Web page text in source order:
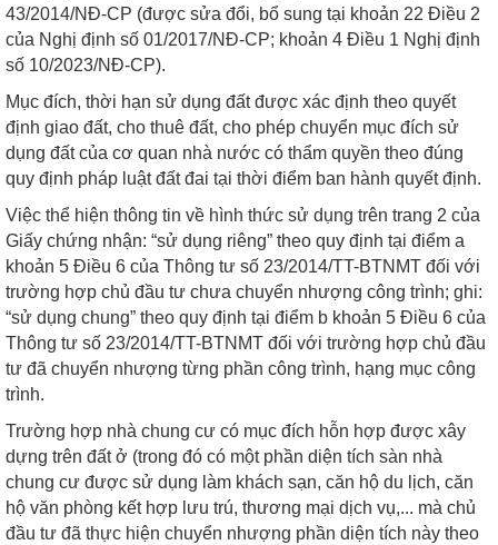
43/2014/NĐ-CP (được sửa đổi, bổ sung tại khoản 22 Điều 2
của Nghị định số 01/2017/NĐ-CP; khoản 4 Điều 1 Nghị định
số 10/2023/NĐ-CP).
Mục đích, thời hạn sử dụng đất được xác định theo quyết
định giao đất, cho thuê đất, cho phép chuyển mục đích sử
dụng đất của cơ quan nhà nước có thẩm quyền theo đúng
quy định pháp luật đất đai tại thời điểm ban hành quyết định.
Việc thể hiện thông tin về hình thức sử dụng trên trang 2 của
Giấy chứng nhận: “sử dụng riêng” theo quy định tại điểm a
khoản 5 Điều 6 của Thông tư số 23/2014/TT-BTNMT đối với
trường hợp chủ đầu tư chưa chuyển nhượng công trình; ghi:
“sử dụng chung” theo quy định tại điểm b khoản 5 Điều 6 của
Thông tư số 23/2014/TT-BTNMT đối với trường hợp chủ đầu
tư đã chuyển nhượng từng phần công trình, hạng mục công
trình.
Trường hợp nhà chung cư có mục đích hỗn hợp được xây
dựng trên đất ở (trong đó có một phần diện tích sàn nhà
chung cư được sử dụng làm khách sạn, căn hộ du lịch, căn
hộ văn phòng kết hợp lưu trú, thương mại dịch vụ,... mà chủ
đầu tư đã thực hiện chuyển nhượng phần diện tích này theo